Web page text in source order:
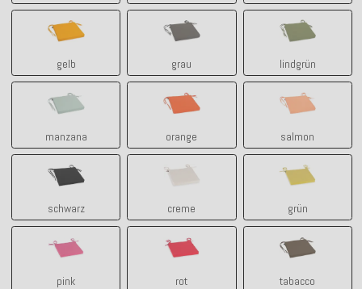
gelb
gelb
grau
grau
lindgrün
lindgrün
manzana
manzana
orange
orange
salmon
salmon
schwarz
schwarz
creme
creme
grün
grün
pink rot
rot
tabacco
tabacco